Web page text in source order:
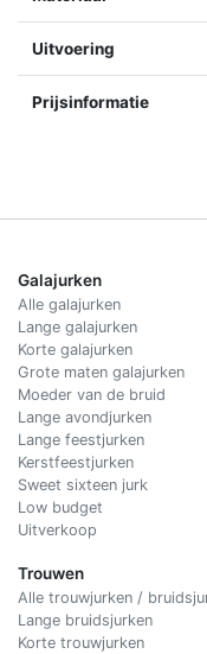
Uitvoering
Prijsinformatie
Galajurken
Alle galajurken
Lange galajurken
Korte galajurken
Grote maten galajurken
Moeder van de bruid
Lange avondjurken
Lange feestjurken
Kerstfeestjurken
Sweet sixteen jurk
Low budget
Uitverkoop
Trouwen
Alle trouwjurken /
Lange bruidsjurken
Korte trouwjurken